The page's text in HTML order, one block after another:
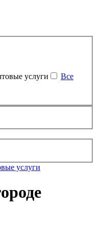
услуги
Все
услуги